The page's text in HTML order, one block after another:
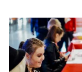
Ta sekcja zawiera